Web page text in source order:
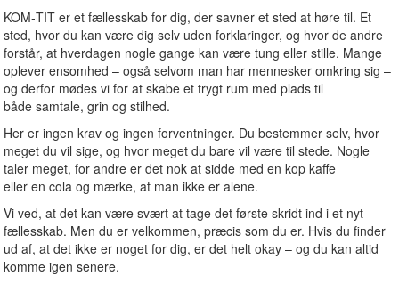
KOM‑TIT er et fællesskab for dig, der savner et sted at høre til. Et
sted, hvor du kan være dig selv uden forklaringer, og hvor de andre
forstår, at hverdagen nogle gange kan være tung eller stille. Mange
oplever ensomhed – også selvom man har mennesker omkring sig –
og derfor mødes vi for at skabe et trygt rum med plads til
både samtale, grin og stilhed.
Her er ingen krav og ingen forventninger. Du bestemmer selv, hvor
meget du vil sige, og hvor meget du bare vil være til stede. Nogle
taler meget, for andre er det nok at sidde med en kop kaffe
eller en cola og mærke, at man ikke er alene.
Vi ved, at det kan være svært at tage det første skridt ind i et nyt
fællesskab. Men du er velkommen, præcis som du er. Hvis du finder
ud af, at det ikke er noget for dig, er det helt okay – og du kan altid
komme igen senere.